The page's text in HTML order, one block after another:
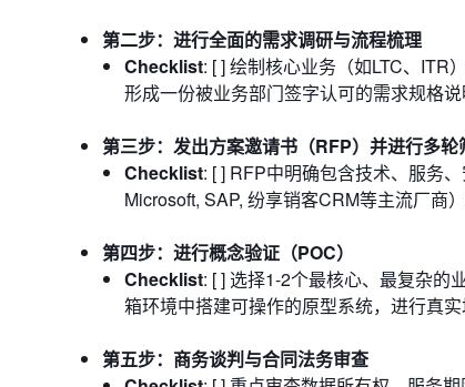
第二步：进行全面的需求调研与流程梳理
Checklist: [ ] 绘制核心业务（如LTC、ITR
形成一份被业务部门签字认可的需求规格说
第三步：发出方案邀请书（RFP）并进行多轮
Checklist: [ ] RFP中明确包含技术、服务
Microsoft, SAP, 纷享销客CRM等主流厂商
第四步：进行概念验证（POC）
Checklist: [ ] 选择1-2个最核心、最复杂的
箱环境中搭建可操作的原型系统，进行真实
第五步：商务谈判与合同法务审查